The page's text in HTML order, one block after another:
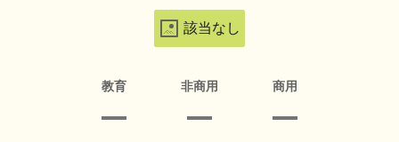
該当なし
教育 非商用 商用